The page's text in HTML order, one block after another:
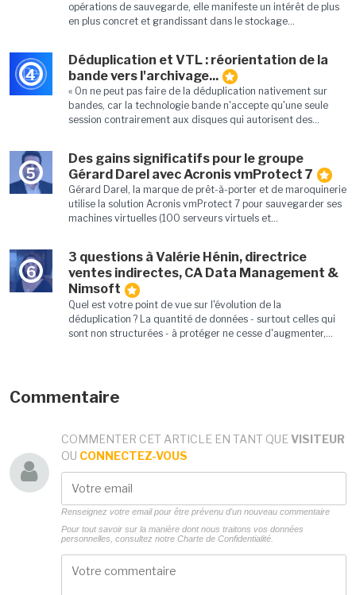
opérations de sauvegarde, elle manifeste un intérêt de plus
en plus concret et grandissant dans le stockage...
4
Déduplication et VTL : réorientation de la
bande vers l'archivage...
« On ne peut pas faire de la déduplication nativement sur
bandes, car la technologie bande n'accepte qu'une seule
session contrairement aux disques qui autorisent des...
5
Des gains significatifs pour le groupe
Gérard Darel avec Acronis vmProtect 7
Gérard Darel, la marque de prêt-à-porter et de maroquinerie
utilise la solution Acronis vmProtect 7 pour sauvegarder ses
machines virtuelles (100 serveurs virtuels et...
6
3 questions à Valérie Hénin, directrice
ventes indirectes, CA Data Management &
Nimsoft
Quel est votre point de vue sur l'évolution de la
déduplication ? La quantité de données - surtout celles qui
sont non structurées - à protéger ne cesse d'augmenter,...
Commentaire
COMMENTER CET ARTICLE EN TANT QUE VISITEUR
OU CONNECTEZ-VOUS
Renseignez votre email pour être prévenu d'un nouveau commentaire
Pour tout savoir sur la manière dont nous traitons vos données
personnelles, consultez notre Charte de Confidentialité.